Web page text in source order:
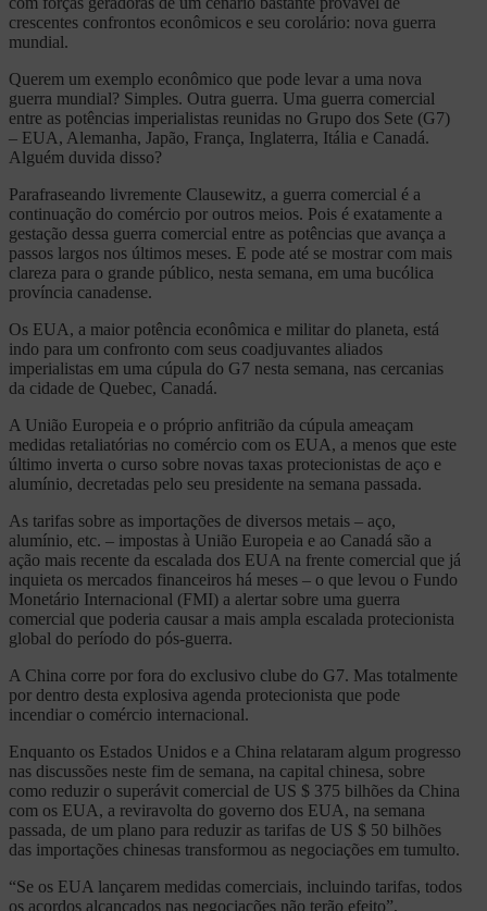
crescentes confrontos econômicos e seu corolário: nova guerra
mundial.
Querem um exemplo econômico que pode levar a uma nova
guerra mundial? Simples. Outra guerra. Uma guerra comercial
entre as potências imperialistas reunidas no Grupo dos Sete (G7)
– EUA, Alemanha, Japão, França, Inglaterra, Itália e Canadá.
Alguém duvida disso?
Parafraseando livremente Clausewitz, a guerra comercial é a
continuação do comércio por outros meios. Pois é exatamente a
gestação dessa guerra comercial entre as potências que avança a
passos largos nos últimos meses. E pode até se mostrar com mais
clareza para o grande público, nesta semana, em uma bucólica
província canadense.
Os EUA, a maior potência econômica e militar do planeta, está
indo para um confronto com seus coadjuvantes aliados
imperialistas em uma cúpula do G7 nesta semana, nas cercanias
da cidade de Quebec, Canadá.
A União Europeia e o próprio anfitrião da cúpula ameaçam
medidas retaliatórias no comércio com os EUA, a menos que este
último inverta o curso sobre novas taxas protecionistas de aço e
alumínio, decretadas pelo seu presidente na semana passada.
As tarifas sobre as importações de diversos metais – aço,
alumínio, etc. – impostas à União Europeia e ao Canadá são a
ação mais recente da escalada dos EUA na frente comercial que já
inquieta os mercados financeiros há meses – o que levou o Fundo
Monetário Internacional (FMI) a alertar sobre uma guerra
comercial que poderia causar a mais ampla escalada protecionista
global do período do pós-guerra.
A China corre por fora do exclusivo clube do G7. Mas totalmente
por dentro desta explosiva agenda protecionista que pode
incendiar o comércio internacional.
Enquanto os Estados Unidos e a China relataram algum progresso
nas discussões neste fim de semana, na capital chinesa, sobre
como reduzir o superávit comercial de US $ 375 bilhões da China
com os EUA, a reviravolta do governo dos EUA, na semana
passada, de um plano para reduzir as tarifas de US $ 50 bilhões
das importações chinesas transformou as negociações em tumulto.
“Se os EUA lançarem medidas comerciais, incluindo tarifas, todos
os acordos alcançados nas negociações não terão efeito”,